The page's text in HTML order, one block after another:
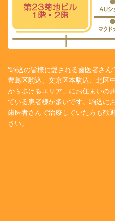
“駒込の皆様に愛される歯医者さん
豊島区駒込、文京区本駒込、北区
から歩けるエリア」にお住まいの
ている患者様が多いです。駒込に
歯医者さんで治療していた方も歓
さい。